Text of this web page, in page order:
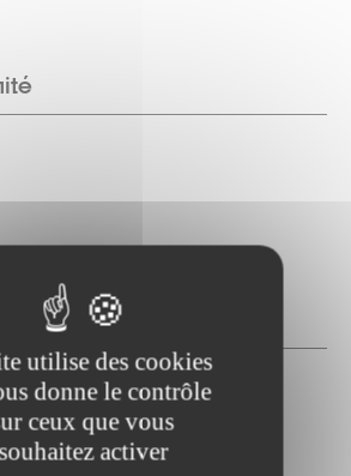
utilise des cookies
donne le contrôle
ceux que vous
souhaitez activer
acceptés
acceptées